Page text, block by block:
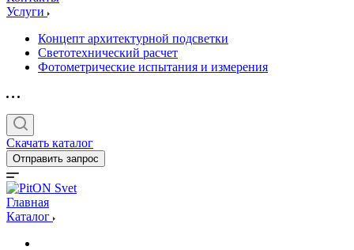
Услуги
Концепт архитектурной подсветки
Светотехнический расчет
Фотометрические испытания и измерения
Скачать каталог
Отправить запрос
Главная
Каталог